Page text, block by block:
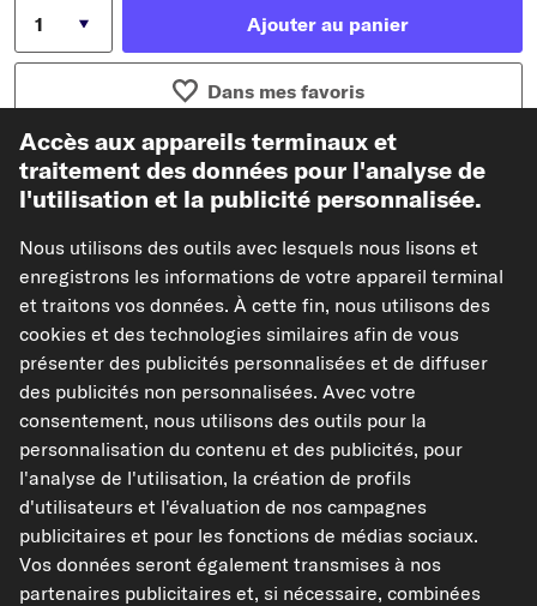
Ajouter au panier
Dans mes favoris
Voir l'article
Afficher les références constructeur (N° OEM)
Modèles de véhicules compatibles
ORIGINAL IMPERIUM Kit de réparation, corps de
l'essieu
Réf : 30844
12,95 €
TVA de 20% incluse, plus frais de port
Disponible immédiatement
Accès aux appareils terminaux et
traitement des données pour l'analyse de
l'utilisation et la publicité personnalisée.
Nous utilisons des outils avec lesquels nous lisons et
enregistrons les informations de votre appareil terminal
et traitons vos données. À cette fin, nous utilisons des
cookies et des technologies similaires afin de vous
présenter des publicités personnalisées et de diffuser
des publicités non personnalisées. Avec votre
consentement, nous utilisons des outils pour la
personnalisation du contenu et des publicités, pour
l'analyse de l'utilisation, la création de profils
d'utilisateurs et l'évaluation de nos campagnes
publicitaires et pour les fonctions de médias sociaux.
Vos données seront également transmises à nos
partenaires publicitaires et, si nécessaire, combinées